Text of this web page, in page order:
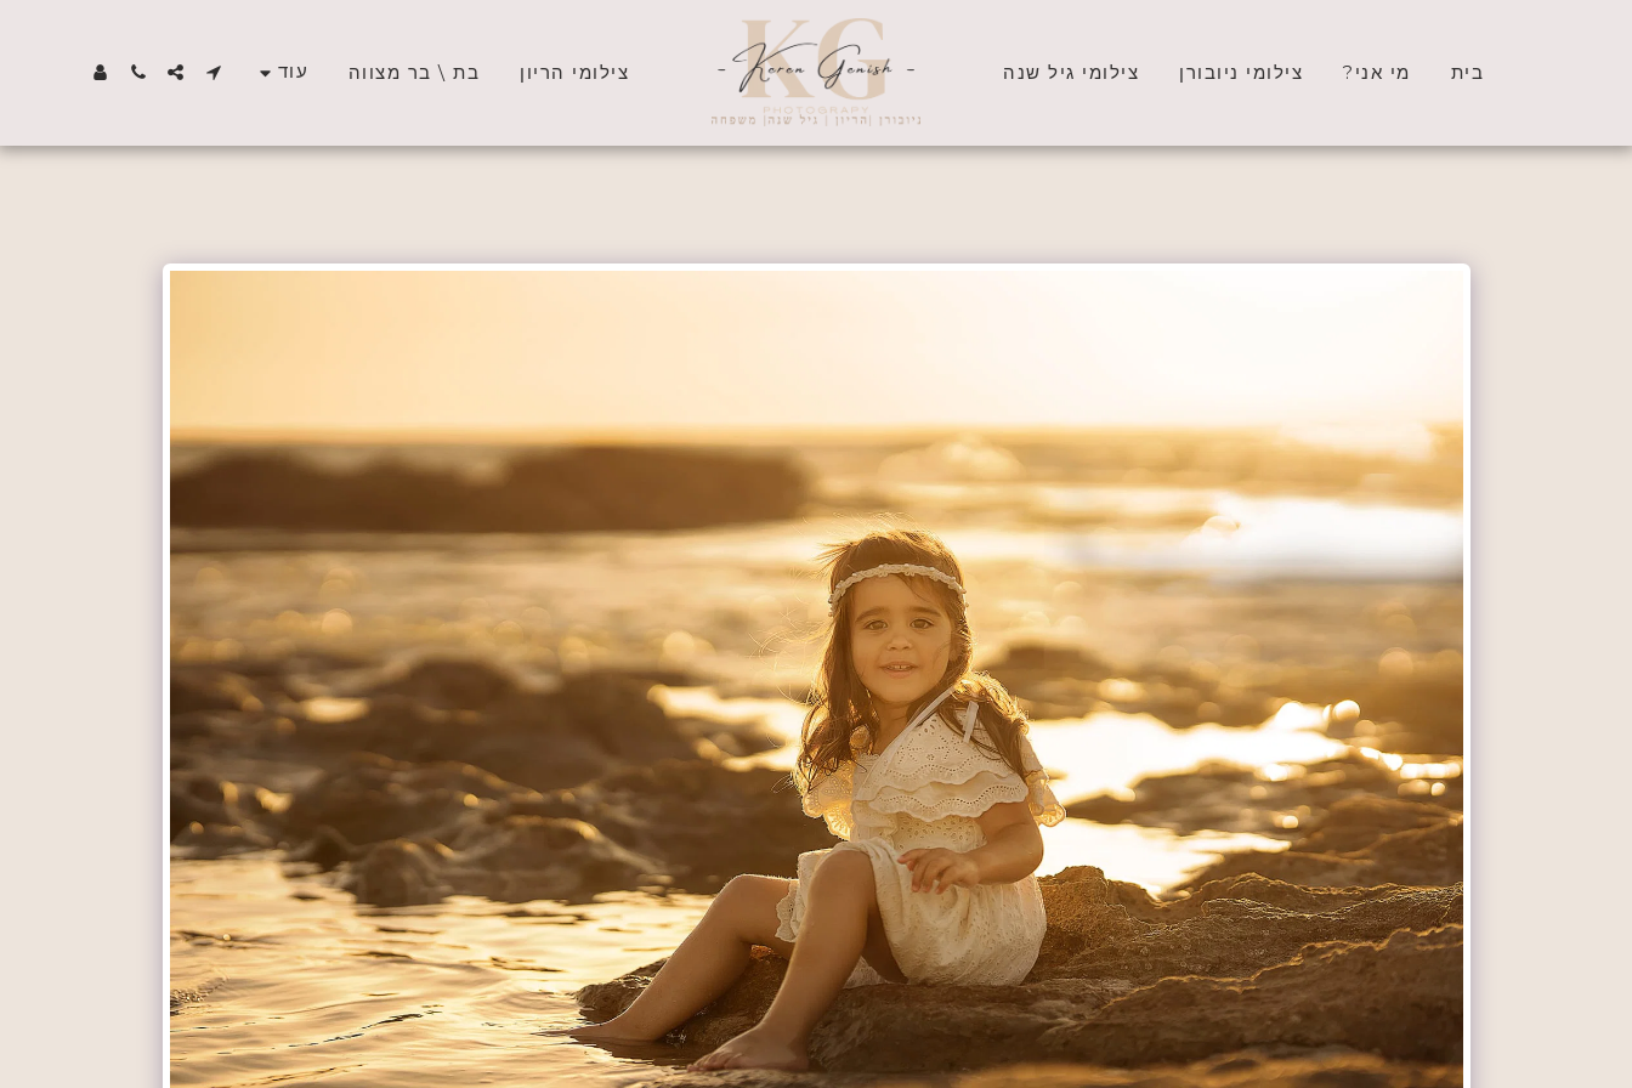
בית מי אני? צילומי ניובורן צילומי גיל שנה צילומי הריון בת \ בר מצווה עוד